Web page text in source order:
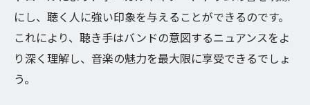
ダイナミクスコントローラーが与えるリズ
ムの深み
にし、聴く人に強い印象を与えることができるのです。
これにより、聴き手はバンドの意図するニュアンスをよ
り深く理解し、音楽の魅力を最大限に享受できるでしょ
う。